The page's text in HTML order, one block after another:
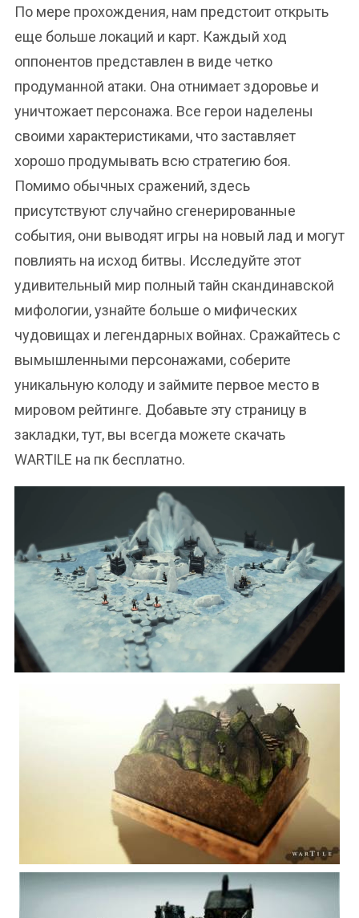
По мере прохождения, нам предстоит открыть
еще больше локаций и карт. Каждый ход
оппонентов представлен в виде четко
продуманной атаки. Она отнимает здоровье и
уничтожает персонажа. Все герои наделены
своими характеристиками, что заставляет
хорошо продумывать всю стратегию боя.
Помимо обычных сражений, здесь
присутствуют случайно сгенерированные
события, они выводят игры на новый лад и могут
повлиять на исход битвы. Исследуйте этот
удивительный мир полный тайн скандинавской
мифологии, узнайте больше о мифических
чудовищах и легендарных войнах. Сражайтесь с
вымышленными персонажами, соберите
уникальную колоду и займите первое место в
мировом рейтинге. Добавьте эту страницу в
закладки, тут, вы всегда можете скачать
WARTILE на пк бесплатно.